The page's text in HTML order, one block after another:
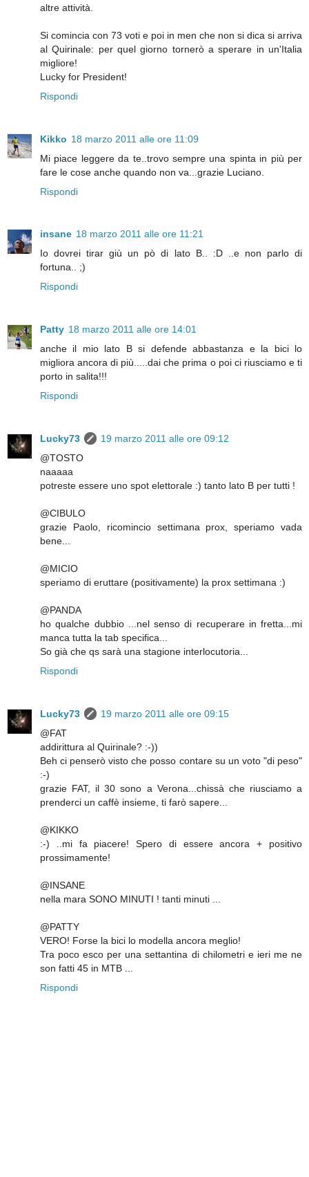
altre attività.
Si comincia con 73 voti e poi in men che non si dica si arriva
al Quirinale: per quel giorno tornerò a sperare in un'Italia
migliore!
Lucky for President!
Rispondi
Kikko 18 marzo 2011 alle ore 11:09
Mi piace leggere da te..trovo sempre una spinta in più per
fare le cose anche quando non va...grazie Luciano.
Rispondi
insane 18 marzo 2011 alle ore 11:21
Io dovrei tirar giù un pò di lato B.. :D ..e non parlo di
fortuna.. ;)
Rispondi
Patty 18 marzo 2011 alle ore 14:01
anche il mio lato B si defende abbastanza e la bici lo
migliora ancora di più.....dai che prima o poi ci riusciamo e ti
porto in salita!!!
Rispondi
Lucky73
19 marzo 2011 alle ore 09:12
@TOSTO
naaaaa
potreste essere uno spot elettorale :) tanto lato B per tutti !
@CIBULO
grazie Paolo, ricomincio settimana prox, speriamo vada
bene...
@MICIO
speriamo di eruttare (positivamente) la prox settimana :)
@PANDA
ho qualche dubbio ...nel senso di recuperare in fretta...mi
manca tutta la tab specifica...
So già che qs sarà una stagione interlocutoria...
Rispondi
Lucky73
19 marzo 2011 alle ore 09:15
@FAT
addirittura al Quirinale? :-))
Beh ci penserò visto che posso contare su un voto "di peso"
:-)
grazie FAT, il 30 sono a Verona...chissà che riusciamo a
prenderci un caffè insieme, ti farò sapere...
@KIKKO
:-) ..mi fa piacere! Spero di essere ancora + positivo
prossimamente!
@INSANE
nella mara SONO MINUTI ! tanti minuti ...
@PATTY
VERO! Forse la bici lo modella ancora meglio!
Tra poco esco per una settantina di chilometri e ieri me ne
son fatti 45 in MTB ...
Rispondi